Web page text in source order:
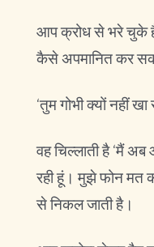
आप क्रोध से भरे चुके
कैसे अपमानित कर
‘तुम गोभी क्यों नहीं
वह चिल्लाती है ‘मैं
रही हूं। मुझे फोन मत
से निकल जाती है।